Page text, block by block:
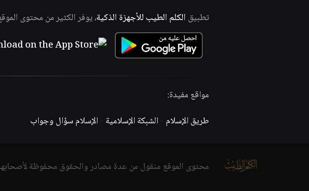
تطبيق الكلم الطيب للأجهزة الذكية، يوفر الكثير من محتوى
مواقع مفيدة:
طريق الإسلام -الشبكة الإسلامية -الإسلام سؤال وجواب
محتوى الموقع منقول من عدة مصادر والحقوق محفوظة